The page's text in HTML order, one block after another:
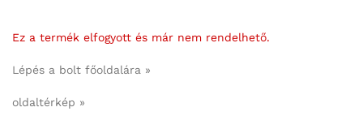
Ez a termék elfogyott és már nem rendelhető.
Lépés a bolt főoldalára »
oldaltérkép »